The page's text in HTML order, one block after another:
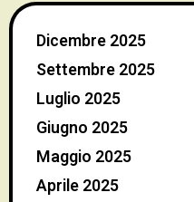
Dicembre 2025
Settembre 2025
Luglio 2025
Giugno 2025
Maggio 2025
Aprile 2025